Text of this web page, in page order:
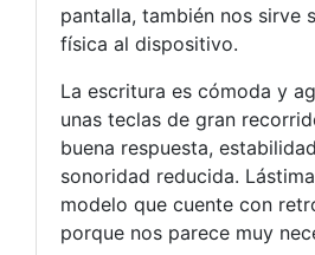
pantalla, también nos sirve
física al dispositivo.
La escritura es cómoda y
unas teclas de gran
buena respuesta,
sonoridad reducida.
modelo que cuente con
porque nos parece muy